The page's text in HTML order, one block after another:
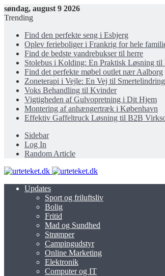
søndag, august 9 2026
Trending
Find den perfekte seng i Esbjerg
Oplev ferieboliger i Frankrig for hele
Find de bedste vandrebukser til herre
Stolebus i Kolding: En Praktisk Løsning
Find det perfekte møbel outlet nær Aalborg
Zoneterapi i Vejle: En Vej til
Voks Behandling til Kvinder
Vigtigheden af Gulvopretning i Dit Hjem
Montering af anhængertræk i København
Effektiv Gaffeltruck Løsning til B2B
Sidebar
Log In
Random Article
Updates
Sport og friluftsliv
Bolig
Fritid
Mad og Sundhed
Strømper
Campingudstyr
Online Marketing
Elektronik
Computer og IT